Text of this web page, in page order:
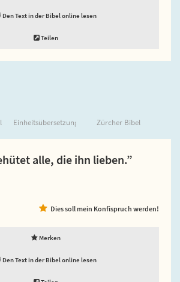
Den Text in der Bibel online lesen
Teilen
Einheitsübersetzung Zürcher Bibel
alle, die ihn lieben.”
Dies soll mein Konfispruch werden!
Merken
Den Text in der Bibel online lesen